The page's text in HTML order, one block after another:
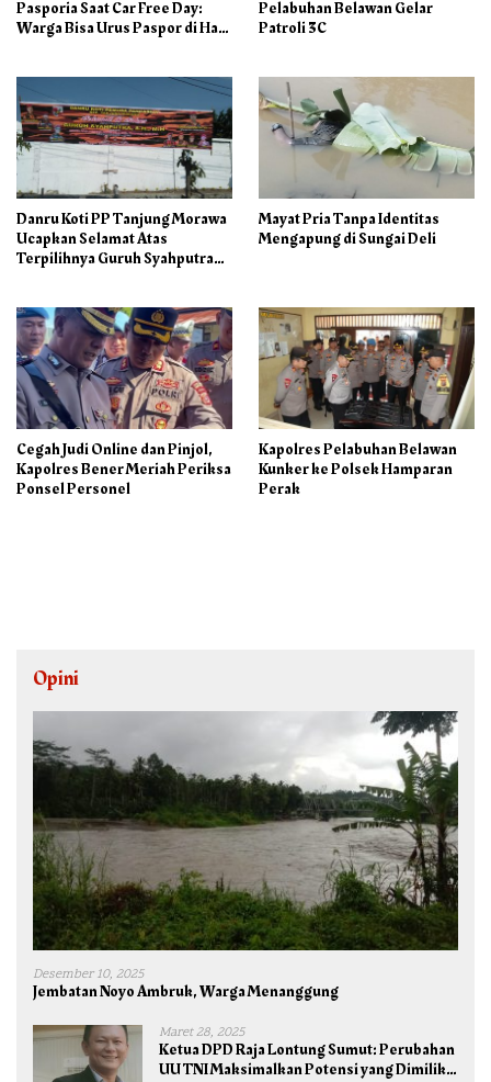
Pasporia Saat Car Free Day:
Warga Bisa Urus Paspor di Hari
Pelabuhan Belawan Gelar
Patroli 3C
Danru Koti PP Tanjung Morawa
Ucapkan Selamat Atas
Terpilihnya Guruh Syahputra
Mayat Pria Tanpa Identitas
Mengapung di Sungai Deli
Cegah Judi Online dan Pinjol,
Kapolres Bener Meriah Periksa
Ponsel Personel
Kapolres Pelabuhan Belawan
Kunker ke Polsek Hamparan
Perak
Opini
Desember 10, 2025
Jembatan Noyo Ambruk, Warga Menanggung
Maret 28, 2025
Ketua DPD Raja Lontung Sumut: Perubahan
UU TNI Maksimalkan Potensi yang Dimiliki